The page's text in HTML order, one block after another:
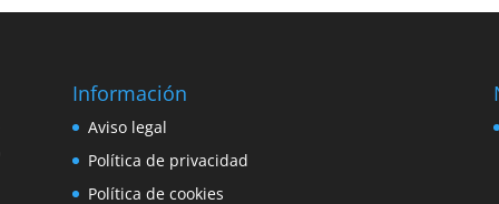
359,99€.229,90€.
249,99€.187,99€.
Información
Aviso legal
Política de privacidad
Política de cookies